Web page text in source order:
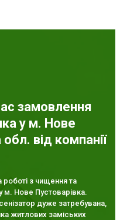
замовлення
у м. Нове
від компанії
роботі з чищення та
у м. Нове Пустоварівка.
дуже затребувана,
житлових заміських